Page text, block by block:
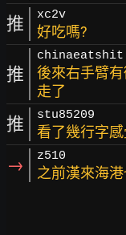
推 xc2v
好吃嗎?
推
chinaeatshit
後來右手臂
走了
推 stu85209
看了幾行字
→ z510
之前漢來海